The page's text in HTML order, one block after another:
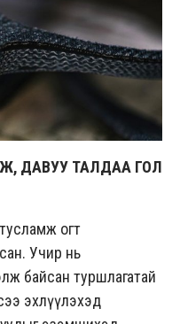
ДАВУУ ТАЛДАА ГОЛ
огт
Учир нь
байсан туршлагатай
эхлүүлэхэд